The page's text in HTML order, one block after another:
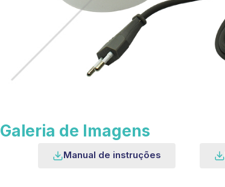
Galeria de Imagens
Manual de instruções